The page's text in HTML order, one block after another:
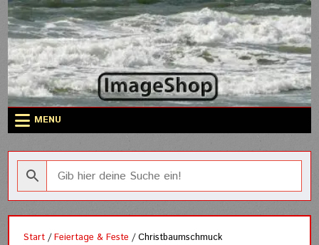
Skip
to
content
MENU
Start /Feiertage & Feste / Christbaumschmuck